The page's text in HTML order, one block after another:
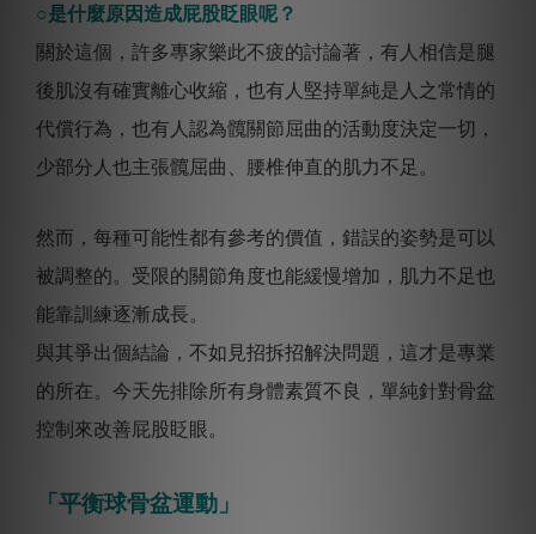
○是什麼原因造成屁股眨眼呢？
關於這個，許多專家樂此不疲的討論著，有人相信是腿
後肌沒有確實離心收縮，也有人堅持單純是人之常情的
代償行為，也有人認為髖關節屈曲的活動度決定一切，
少部分人也主張髖屈曲、腰椎伸直的肌力不足。
然而，每種可能性都有參考的價值，錯誤的姿勢是可以
被調整的。受限的關節角度也能緩慢增加，肌力不足也
能靠訓練逐漸成長。
與其爭出個結論，不如見招拆招解決問題，這才是專業
的所在。今天先排除所有身體素質不良，單純針對骨盆
控制來改善屁股眨眼。
「平衡球骨盆運動」